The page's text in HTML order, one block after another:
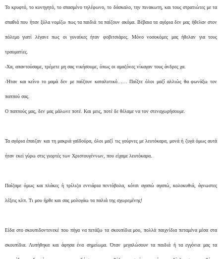
Το κρυφτό, το κυνηγητό, το σπασμένο τηλέφωνο, το δάσκαλο, την πινακωτη, και τους στρατιώτες με τα
σπαθιά που ήταν ξύλα νομίζω πως τα παιδιά τα παίζουν ακόμα. Βέβαια τα αγόρια δεν μας ήθελαν στον
πόλεμο γιατί λέγανε πως οι γυναίκες ήταν φοβιτσιάρες. Μόνο νοσοκόμες μας ήθελαν για τους
τραυματίες.
-Χα, απαντούσαμε, τρέμετε μη σας νικήσουμε, όπως οι αμαζόνες νίκαγαν τους άνδρες χα.
-Ήταν και κείνο το μαμά δεν με παίζουν καταλυτικό…… Παίξτε όλοι μαζί αλλιώς θα φωνάξω τον
παππού σας.
Ο παππούς μας, δεν μας μάλωνε ποτέ. Και μεις, ποτέ δε θέλαμε να τον στεναχωρήσουμε.
Τα αγόρια έπαιζαν και τη μακριά γαϊδούρα, όλοι μαζί τις γούρνες με λευτόκαρα, μονά ή ζυγά όμως αυτά
ήταν εκεί γύρω στις γιορτές των Χριστουγέννων, που είχαμε λευτόκαρα.
Παίζαμε όμως και πλάκες ή τρίλιζα εννιάρια πεντόβολα, κότσι αγαπώ αγαπώ, κολοκυθιά, άγνωστες
λέξεις κλπ. Τι μου ήρθε και σας μολογάω τα παλιά της σχωρεμένης!
Είδα στο σκουπιδοντενεκέ που πήγα να πετάξω τα σκουπίδια μου, πολλά παιχνίδια πεταμένα μέσα στα
σκουπίδια. Λυπήθηκα και άφησα ένα σημείωμα. Όταν μεγαλώσουν τα παιδιά ή τα εγγόνια μας τα